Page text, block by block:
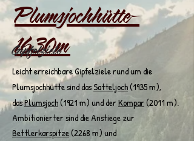
Plumsjochhütte-
1630m
Gipfelziele
Leicht erreichbare Gipfelziele rund um die
Plumsjochhütte sind dasSatteljoch(1935 m),
dasPlumsjoch(1921 m) und derKompar(2011 m).
Ambitionierter sind die Anstiege zur
Bettlerkarspitze(2268 m) und